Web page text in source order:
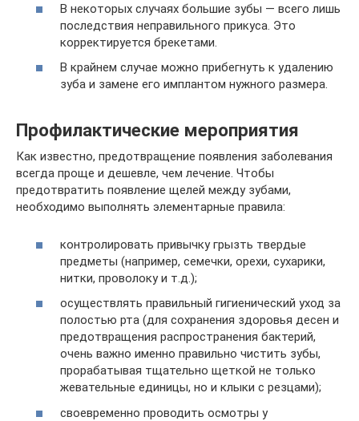
В некоторых случаях большие зубы — всего лишь
последствия неправильного прикуса. Это
корректируется брекетами.
В крайнем случае можно прибегнуть к удалению
зуба и замене его имплантом нужного размера.
Профилактические мероприятия
Как известно, предотвращение появления заболевания
всегда проще и дешевле, чем лечение. Чтобы
предотвратить появление щелей между зубами,
необходимо выполнять элементарные правила:
контролировать привычку грызть твердые
предметы (например, семечки, орехи, сухарики,
нитки, проволоку и т.д.);
осуществлять правильный гигиенический уход за
полостью рта (для сохранения здоровья десен и
предотвращения распространения бактерий,
очень важно именно правильно чистить зубы,
прорабатывая тщательно щеткой не только
жевательные единицы, но и клыки с резцами);
своевременно проводить осмотры у